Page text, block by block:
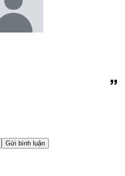
Gửi bình luận